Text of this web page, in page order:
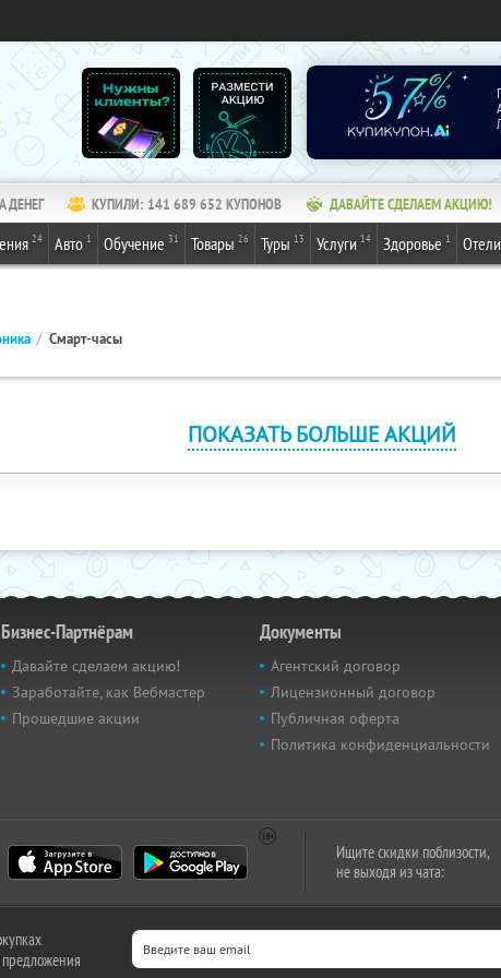
ДЕНЕГ КУПИЛИ: 141 689 652 КУПОНОВ ДАВАЙТЕ СДЕЛАЕМ АКЦИЮ!
24 Авто 1 Обучение 31 Товары 26 Туры 13 Услуги 14 Здоровье 1 Отели
Смарт-часы
ПОКАЗАТЬ БОЛЬШЕ АКЦИЙ
Бизнес-Партнёрам
Давайте сделаем акцию!
Заработайте, как Вебмастер
Прошедшие акции
Документы
Агентский договор
Лицензионный договор
Публичная оферта
Политика конфиденциальности
Ищите скидки поблизости,
не выходя из чата: